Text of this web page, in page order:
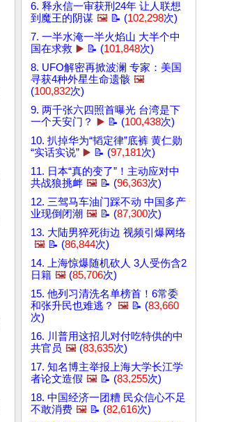
6. 释永信一审获刑24年 让人联想
到魔王的阴谋 🖼️ 📝 (102,298次)
7. 一半水淹一半火焰山 大半个中
国在求救 ▶️ 📝 (101,848次)
8. UFO解密再掀波澜 专家：美国
寻获4种外星生命遗骸 🖼️
(100,832次)
9. 两千张六四照首曝光 台湾是下
一个天安门？
▶️ 📝 (100,438次)
10. 扒掉华为“韬定律”底裤 黄仁勋
“实话实说” ▶️ 📝 (97,181次)
11. 日本“真的变了”！主动应对中
共战狼挑衅 🖼️ 📝 (96,363次)
12. 三驾马车油门踩不动 中国多产
业现倒闭潮 🖼️ 📝 (87,300次)
13. 大陆男猝死街边 视频引爆网络
🖼️ 📝 (86,844次)
14. 上海惊爆随机砍人 3人受伤含2
日籍 🖼️ (85,706次)
15. 他列习清洗名单榜首！6常委
和张升民也难逃？ 🖼️ 📝 (83,660
次)
16. 川普用这招儿对付吃特供的中
共官员 🖼️ (83,635次)
17. 知名博主举报上海大学长江学
者论文造假 🖼️ 📝 (83,255次)
18. 中国经济一团糟 民众信心不足
不敢消费 🖼️ 📝 (82,616次)